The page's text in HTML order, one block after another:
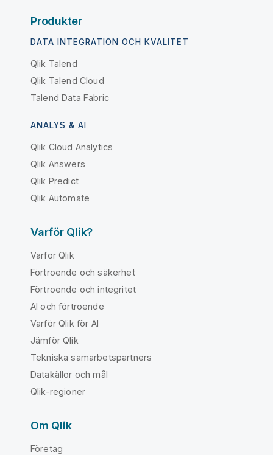
Produkter
DATA INTEGRATION OCH KVALITET
Qlik Talend
Qlik Talend Cloud
Talend Data Fabric
ANALYS & AI
Qlik Cloud Analytics
Qlik Answers
Qlik Predict
Qlik Automate
Varför Qlik?
Varför Qlik
Förtroende och säkerhet
Förtroende och integritet
AI och förtroende
Varför Qlik för AI
Jämför Qlik
Tekniska samarbetspartners
Datakällor och mål
Qlik-regioner
Om Qlik
Företag